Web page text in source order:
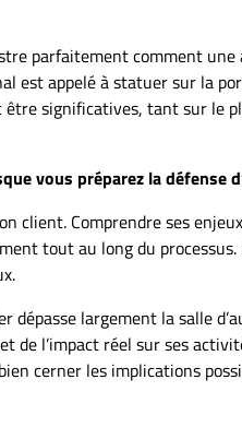
parfaitement comment
est appelé à statuer sur la
significatives, tant sur le
vous préparez la défense
client. Comprendre ses
tout au long du
largement la salle
de l’impact réel sur ses
cerner les implications